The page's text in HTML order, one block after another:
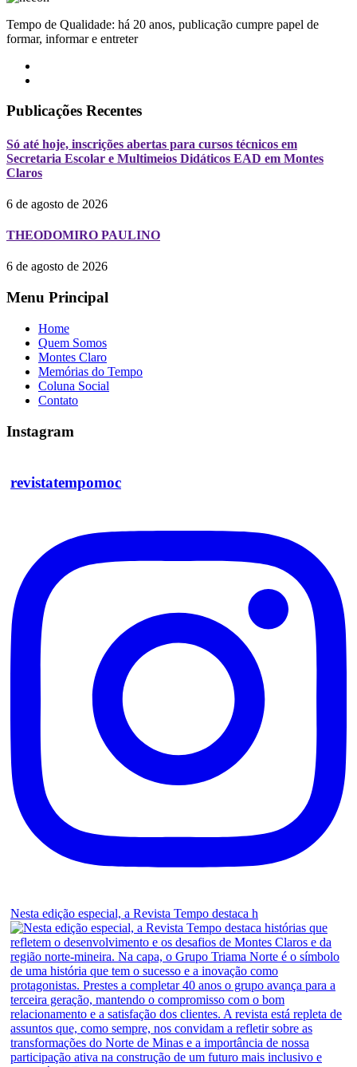
Tempo de Qualidade: há 20 anos, publicação cumpre papel de
formar, informar e entreter
Publicações Recentes
Só até hoje, inscrições abertas para cursos técnicos em
Secretaria Escolar e Multimeios Didáticos EAD em Montes
Claros
6 de agosto de 2026
THEODOMIRO PAULINO
6 de agosto de 2026
Menu Principal
Home
Quem Somos
Montes Claro
Memórias do Tempo
Coluna Social
Contato
Instagram
revistatempomoc
Nesta edição especial, a Revista Tempo destaca h